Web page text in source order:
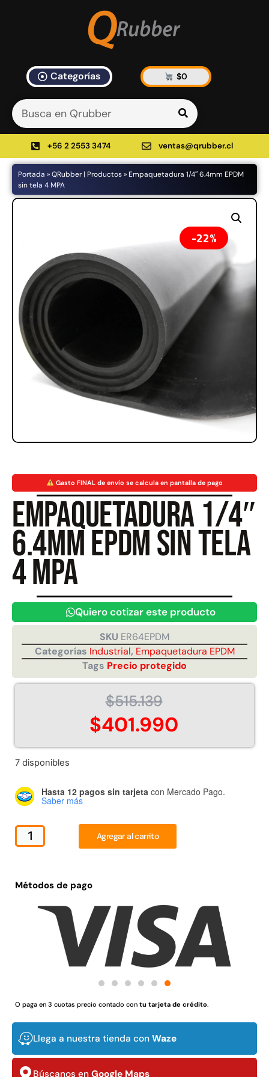
Categorías $0
+56 2 2553 3474 ventas@qrubber.cl
Portada »QRubber | Productos» Empaquetadura 1/4″ 6.4mm EPDM
sin tela 4 MPA
22%
Gasto FINAL de envío se calcula en pantalla de pago
Empaquetadura 1/4″
6.4mm EPDM sin tela
4 MPA
Quiero cotizar este producto
SKU ER64EPDM
Categorías Industrial, Empaquetadura EPDM
Tags Precio protegido
$515.139
$401.990
7 disponibles
Hasta 12 pagos sin tarjeta con Mercado Pago.
Saber más
Agregar al carrito
Métodos de pago
O paga en 3 cuotas precio contado con tu tarjeta de crédito.
Llega a nuestra tienda con Waze
Búscanos en Google Maps
Artículos Blog
535 results found in 9ms
Filtrar
Productos
Rampa Móvil Hidráulica
carga 10ton
$22.711.412
$11.790.000
Agregar al carrito
Juego Modular 35
QplayGround
Juego Modular 40
$4.859.984 $9.558.557
$4.790.000
Agregar al carrito
4.507.990 4.415.700
37%
Juego Modular 03
QplayGround
$5.987.128
Importado USA: Crown